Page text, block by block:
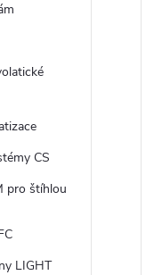
CS
pro štíhlou
LIGHT